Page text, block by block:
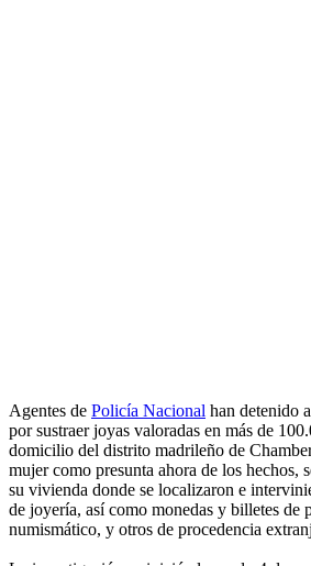
Agentes de Policía Nacional han detenido
por sustraer joyas valoradas en más de
domicilio del distrito madrileño de
mujer como presunta ahora de los hechos,
su vivienda donde se localizaron e
de joyería, así como monedas y billetes de
numismático, y otros de procedencia